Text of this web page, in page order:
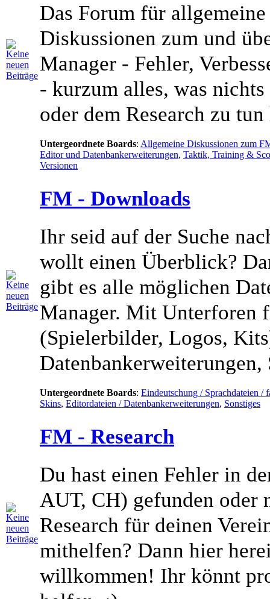
Das Forum für
Diskussionen zum und
Manager - Fehler,
- kurzum alles, was
oder dem Research zu tun
Untergeordnete Boards: Allgemeine Diskussionen zum
Editor und Datenbankerweiterungen, Taktik, Training &
Versionen
FM - Downloads
Ihr seid auf der Suche
wollt einen Überblick?
gibt es alle möglichen
Manager. Mit Unterforen
(Spielerbilder, Logos,
Untergeordnete Boards: Eindeutschung / Sprachdateien /
Skins, Editordateien / Datenbankerweiterungen, Sonstiges
FM - Research
Du hast einen Fehler in
AUT, CH) gefunden oder
Research für deinen
mithelfen? Dann hier
willkommen! Ihr könnt